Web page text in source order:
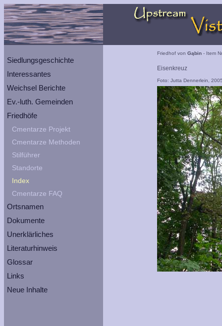
Siedlungsgeschichte
Interessantes
Weichsel Berichte
Ev.-luth. Gemeinden
Friedhöfe
Cmentarze Projekt
Cmentarze Methoden
Stilführer
Standorte
Index
Cmentarze FAQ
Ortsnamen
Dokumente
Unerklärliches
Literaturhinweis
Glossar
Links
Neue Inhalte
Friedhof von Gąbin - Item
Eisenkreuz
Foto: Jutta Dennerlein,